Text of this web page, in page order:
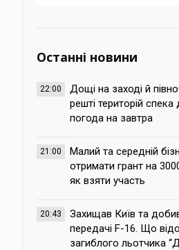
Останні новини
22:00
Дощі на заході й
решті територій спека
погода на завтра
21:00
Малий та середній
отримати грант на
як взяти участь
20:43
Захищав Київ та
передачі F-16. Що
загиблого льотчика